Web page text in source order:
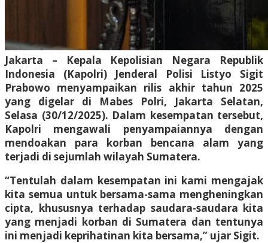
Jakarta – Kepala Kepolisian Negara Republik
Indonesia (Kapolri) Jenderal Polisi Listyo Sigit
Prabowo menyampaikan rilis akhir tahun 2025
yang digelar di Mabes Polri, Jakarta Selatan,
Selasa (30/12/2025). Dalam kesempatan tersebut,
Kapolri mengawali penyampaiannya dengan
mendoakan para korban bencana alam yang
terjadi di sejumlah wilayah Sumatera.
“Tentulah dalam kesempatan ini kami mengajak
kita semua untuk bersama-sama mengheningkan
cipta, khususnya terhadap saudara-saudara kita
yang menjadi korban di Sumatera dan tentunya
ini menjadi keprihatinan kita bersama,” ujar Sigit.